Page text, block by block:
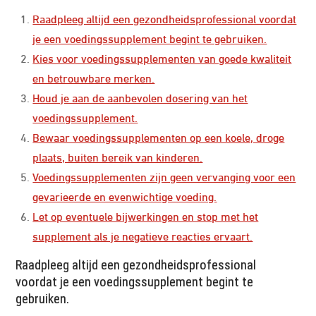
Raadpleeg altijd een gezondheidsprofessional voordat
je een voedingssupplement begint te gebruiken.
Kies voor voedingssupplementen van goede kwaliteit
en betrouwbare merken.
Houd je aan de aanbevolen dosering van het
voedingssupplement.
Bewaar voedingssupplementen op een koele, droge
plaats, buiten bereik van kinderen.
Voedingssupplementen zijn geen vervanging voor een
gevarieerde en evenwichtige voeding.
Let op eventuele bijwerkingen en stop met het
supplement als je negatieve reacties ervaart.
Raadpleeg altijd een gezondheidsprofessional
voordat je een voedingssupplement begint te
gebruiken.